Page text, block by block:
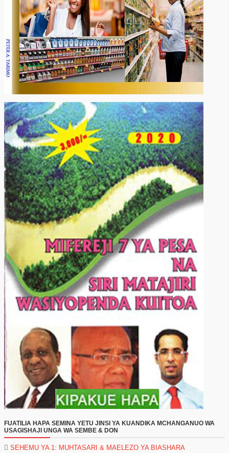
FUATILIA HAPA SEMINA YETU JINSI YA KUANDIKA MCHANGANUO WA
USAGISHAJI UNGA WA SEMBE & DON
SEHEMU YA 1: MUHTASARI & MAELEZO YA BIASHARA